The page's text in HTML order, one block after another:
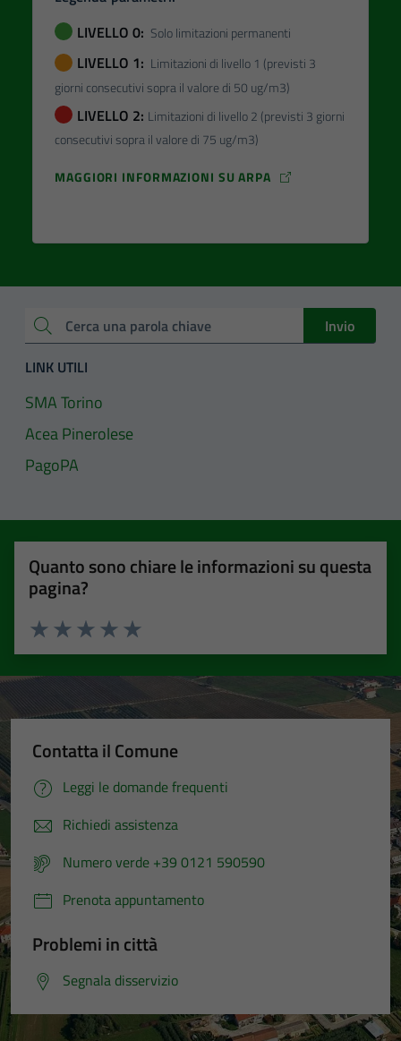
LIVELLO 0: Solo limitazioni permanenti
LIVELLO 1: Limitazioni di livello 1 (previsti 3
giorni consecutivi sopra il valore di 50 ug/m3)
LIVELLO 2: Limitazioni di livello 2 (previsti 3 giorni
consecutivi sopra il valore di 75 ug/m3)
MAGGIORI INFORMAZIONI SU ARPA
Cerca una parola chiave
Invio
LINK UTILI
SMA Torino
Acea Pinerolese
PagoPA
Quanto sono chiare le informazioni su questa
pagina?
Valuta 5 stelle su 5
Valuta 4 stelle su 5
Valuta 3 stelle su 5
Valuta 2 stelle su 5
Valuta 1 stelle su 5
Contatta il Comune
Leggi le domande frequenti
Richiedi assistenza
Numero verde +39 0121 590590
Prenota appuntamento
Problemi in città
Segnala disservizio